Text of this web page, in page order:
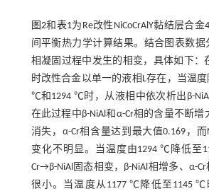
图2和 表1为Re改性NiCoCrAlY黏结层合
间平衡热力学计算结果。结合图表数据
相凝固过程中发生的相变，具体如下：
时改性合金以单一的液相L存在，当温度
℃和1294 ℃时，从液相中依次析出β-
在此过程中β-NiAl和α-Cr相的含量不断
消失，α-Cr相含量达到最大值0.169，而
变化不明显。当温度由1294 ℃降低至
Cr→β-NiAl固态相变，β-NiAl相增多、α-
很小。当温度从1177 ℃降低至1145 ℃